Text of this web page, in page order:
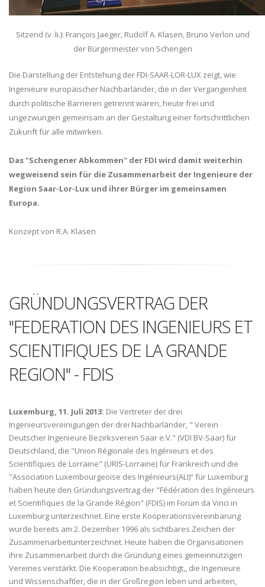
Sitzend (v. li.): François Jaeger, Rudolf A. Klasen, Bruno Verlon und
der Bürgermeister von Schengen
Die Darstellung der Entstehung der FDI-SAAR-LOR-LUX zeigt, wie
Ingenieure europäischer Nachbarländer, die in der Vergangenheit
durch politische Barrieren getrennt waren, heute frei und
ungezwungen gemeinsam an der Gestaltung einer fortschrittlichen
Zukunft für alle mitwirken.
Das "Schengener Abkommen" der FDI wird damit weiterhin
wegweisend sein für die Zusammenarbeit der Ingenieure der
Region Saar-Lor-Lux und ihrer Bürger im gemeinsamen
Europa.
Konzept von R.A. Klasen
GRÜNDUNGSVERTRAG DER
"FEDERATION DES INGENIEURS ET
SCIENTIFIQUES DE LA GRANDE
REGION" - FDIS
Luxemburg, 11. Juli 2013: Die Vertreter der drei
Ingenieursvereinigungen der drei Nachbarländer, " Verein
Deutscher Ingenieure Bezirksverein Saar e.V." (VDI BV-Saar) für
Deutschland, die "Union Régionale des Ingénieurs et des
Scientifiques de Lorraine" (URIS-Lorraine) für Frankreich und die
"Association Luxembourgeoise des Ingénieurs(ALI)“ für Luxemburg
haben heute den Gründungsvertrag der "Fédération des Ingénieurs
et Scientifiques de la Grande Région" (FDIS) im Forum da Vinci in
Luxemburg unterzeichnet. Eine erste Kooperationsvereinbarung
wurde bereits am 2. Dezember 1996 als sichtbares Zeichen der
Zusammenarbeitunterzeichnet. Heute haben die Organisationen
ihre Zusammenarbeit durch die Gründung eines gemeinnützigen
Vereines verstärkt. Die Kooperation beabsichtigt,, die Ingenieure
und Wissenschaftler, die in der Großregion leben und arbeiten,